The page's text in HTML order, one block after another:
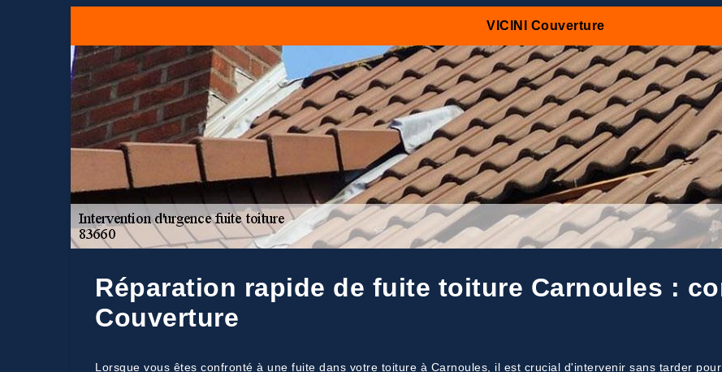
VICINI Couverture
Réparation rapide de fuite toiture Carnoules :
Couverture
Lorsque vous êtes confronté à une fuite dans votre toiture à Carnoules, il est crucial d'intervenir sans tarder